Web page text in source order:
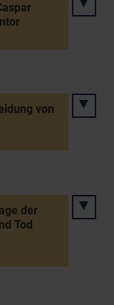
von
der
Tod